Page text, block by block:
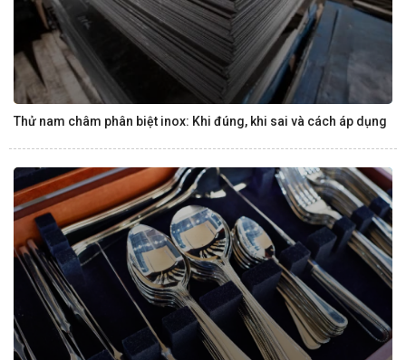
Thử nam châm phân biệt inox: Khi đúng, khi sai và cách áp dụng